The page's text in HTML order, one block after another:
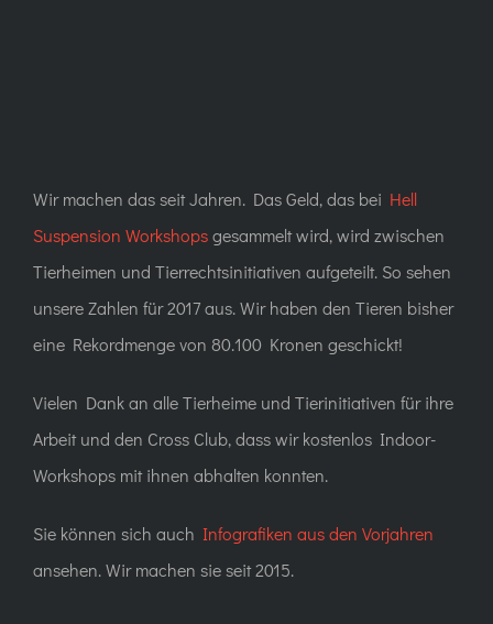
Wir machen das seit Jahren. Das Geld, das bei Hell
Suspension Workshopsgesammelt wird, wird zwischen
Tierheimen und Tierrechtsinitiativen aufgeteilt. So sehen
unsere Zahlen für 2017 aus. Wir haben den Tieren bisher
eine Rekordmenge von 80.100 Kronen geschickt!
Vielen Dank an alle Tierheime und Tierinitiativen für ihre
Arbeit und den Cross Club, dass wir kostenlos Indoor-
Workshops mit ihnen abhalten konnten.
Sie können sich auch Infografiken aus den Vorjahren
ansehen. Wir machen sie seit 2015.